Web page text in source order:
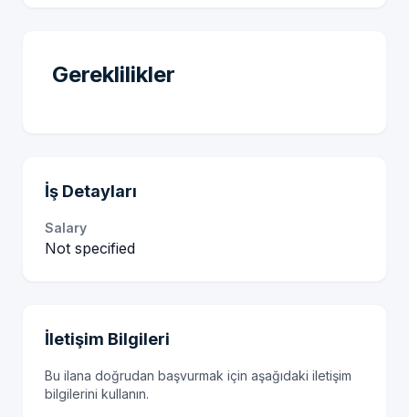
Gereklilikler
İş Detayları
Salary
Not specified
İletişim Bilgileri
Bu ilana doğrudan başvurmak için aşağıdaki iletişim
bilgilerini kullanın.